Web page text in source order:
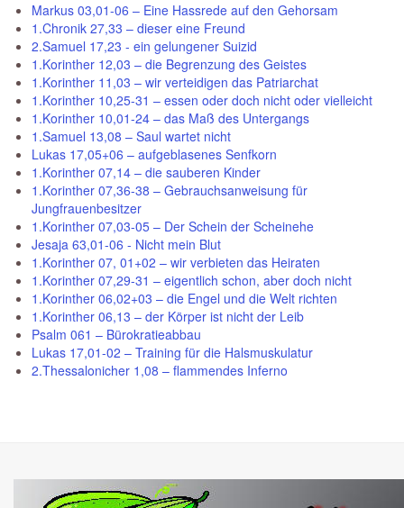
Markus 03,01-06 – Eine Hassrede auf den Gehorsam
1.Chronik 27,33 – dieser eine Freund
2.Samuel 17,23 - ein gelungener Suizid
1.Korinther 12,03 – die Begrenzung des Geistes
1.Korinther 11,03 – wir verteidigen das Patriarchat
1.Korinther 10,25-31 – essen oder doch nicht oder vielleicht
1.Korinther 10,01-24 – das Maß des Untergangs
1.Samuel 13,08 – Saul wartet nicht
Lukas 17,05+06 – aufgeblasenes Senfkorn
1.Korinther 07,14 – die sauberen Kinder
1.Korinther 07,36-38 – Gebrauchsanweisung für
Jungfrauenbesitzer
1.Korinther 07,03-05 – Der Schein der Scheinehe
Jesaja 63,01-06 - Nicht mein Blut
1.Korinther 07, 01+02 – wir verbieten das Heiraten
1.Korinther 07,29-31 – eigentlich schon, aber doch nicht
1.Korinther 06,02+03 – die Engel und die Welt richten
1.Korinther 06,13 – der Körper ist nicht der Leib
Psalm 061 – Bürokratieabbau
Lukas 17,01-02 – Training für die Halsmuskulatur
2.Thessalonicher 1,08 – flammendes Inferno